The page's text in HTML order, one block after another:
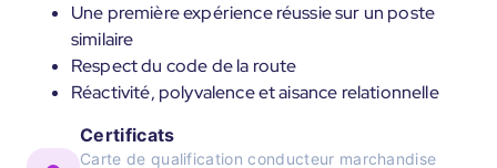
Une première expérience réussie sur un poste
similaire
Respect du code de la route
Réactivité, polyvalence et aisance relationnelle
Certificats
Carte de qualification conducteur marchandise